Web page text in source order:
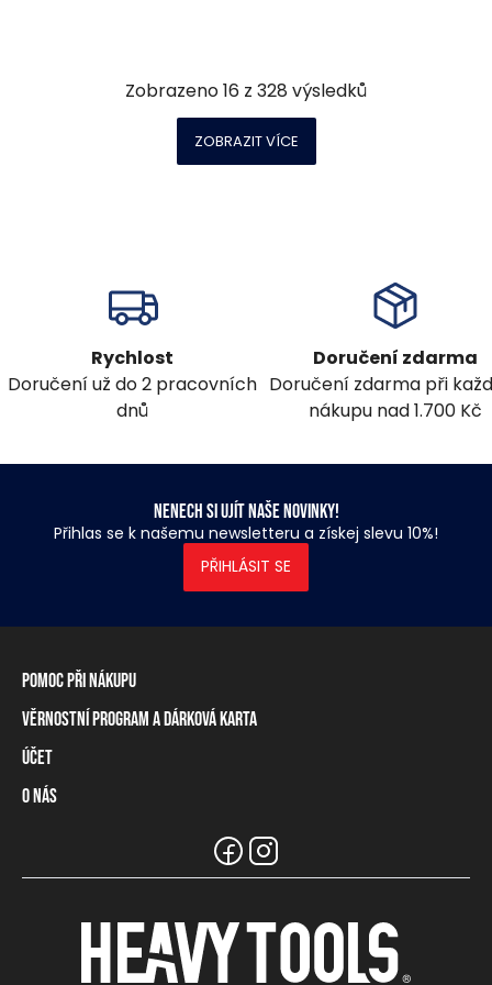
Zobrazeno16 z 328 výsledků
ZOBRAZIT VÍCE
Rychlost
Doručení už do 2 pracovních
dnů
Doručení zdarma
Doručení zdarma při
nákupu nad 1.700 Kč
Nenech si ujít naše novinky!
Přihlas se k našemu newsletteru a získej slevu 10%!
PŘIHLÁSIT SE
Pomoc při nákupu
Informace o dopravě
Způsoby platby
Tabulka rozměrů
Věrnostní program a dárková karta
Věrnostní program
Dárková karta
Účet
Přihlášení / Registrace
O nás